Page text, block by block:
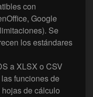
con
Google
Se
los estándares
a XLSX o CSV
funciones de
de cálculo